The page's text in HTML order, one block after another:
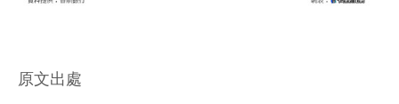
原文出處